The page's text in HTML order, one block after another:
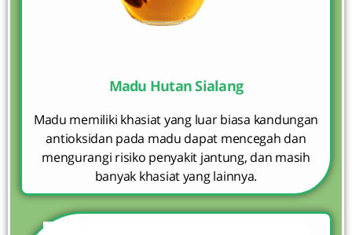
Madu Hutan Sialang
Madu memiliki khasiat yang luar biasa kandungan
antioksidan pada madu dapat mencegah dan
mengurangi risiko penyakit jantung, dan masih
banyak khasiat yang lainnya.